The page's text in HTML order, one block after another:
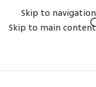
Skip to navigation
Skip to main content